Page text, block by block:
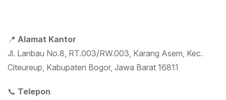
📍 Alamat Kantor
Jl. Lanbau No.8, RT.003/RW.003, Karang Asem, Kec.
Citeureup, Kabupaten Bogor, Jawa Barat 16811
📞 Telepon